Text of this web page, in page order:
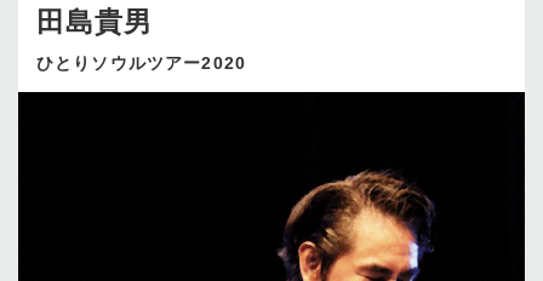
16
17
23
24 25
30
31
田島貴男
ひとりソウルツアー2020